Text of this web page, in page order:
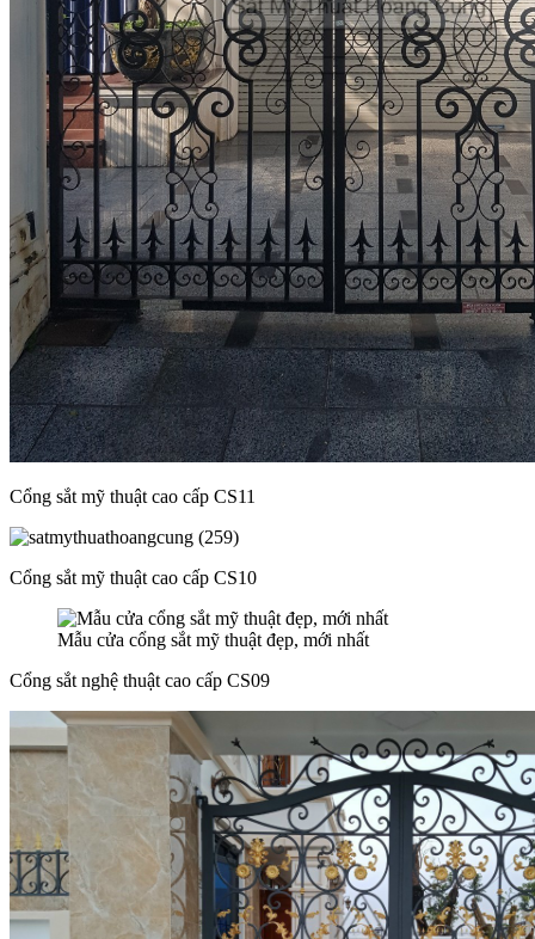
Cổng sắt mỹ thuật cao cấp CS11
Cổng sắt mỹ thuật cao cấp CS10
Mẫu cửa cổng sắt mỹ thuật đẹp, mới nhất
Cổng sắt nghệ thuật cao cấp CS09